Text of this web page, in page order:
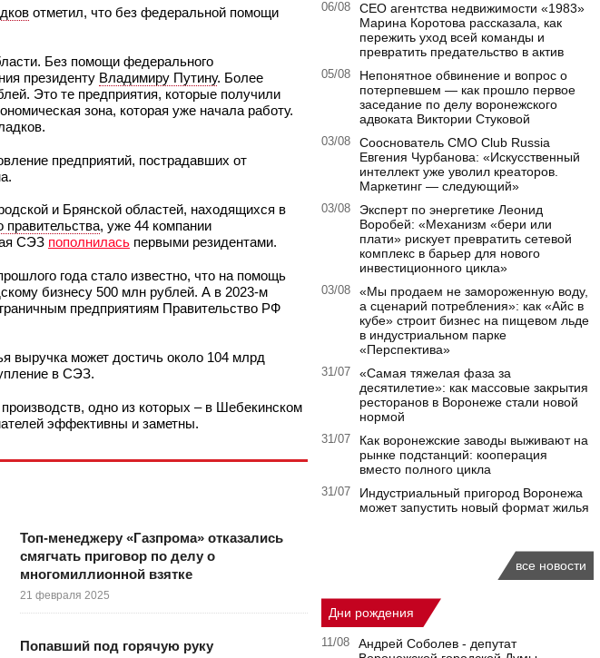
отметил, что без федеральной помощи
Без помощи федерального
президенту Владимиру Путину. Более
Это те предприятия, которые получили
зона, которая уже начала работу.
предприятий, пострадавших от
и Брянской областей, находящихся в
правительства, уже 44 компании
СЭЗ пополнилась первыми резидентами.
года стало известно, что на помощь
бизнесу 500 млн рублей. А в 2023-м
предприятиям Правительство РФ
выручка может достичь около 104 млрд
в СЭЗ.
производств, одно из которых – в Шебекинском
эффективны и заметны.
Топ-менеджеру «Газпрома» отказались
смягчать приговор по делу о
многомиллионной взятке
21 февраля 2025
Попавший под горячую руку
06/08
CEO агентства недвижимости «1983»
Марина Коротова рассказала, как
пережить уход всей команды и
превратить предательство в актив
05/08
Непонятное обвинение и вопрос о
потерпевшем — как прошло первое
заседание по делу воронежского
адвоката Виктории Стуковой
03/08
Сооснователь CMO Club Russia
Евгения Чурбанова: «Искусственный
интеллект уже уволил креаторов.
Маркетинг — следующий»
03/08
Эксперт по энергетике Леонид
Воробей: «Механизм «бери или
плати» рискует превратить сетевой
комплекс в барьер для нового
инвестиционного цикла»
03/08
«Мы продаем не замороженную воду,
а сценарий потребления»: как «Айс в
кубе» строит бизнес на пищевом льде
в индустриальном парке
«Перспектива»
31/07
«Самая тяжелая фаза за
десятилетие»: как массовые закрытия
ресторанов в Воронеже стали новой
нормой
31/07
Как воронежские заводы выживают на
рынке подстанций: кооперация
вместо полного цикла
31/07
Индустриальный пригород Воронежа
может запустить новый формат жилья
все новости
Дни рождения
11/08
Андрей Соболев - депутат